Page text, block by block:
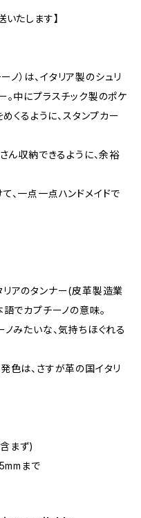
たします】
）は、イタリア製のシュリ
。中にプラスチック製のポケ
くるように、スタンプカー
ん収納できるように、余裕
、一点一点ハンドメイドで
アのタンナー(皮革製造業
でカプチーノの意味。
みたいな、気持ちほぐれる
色は、さすが革の国イタリ
まず)
まで